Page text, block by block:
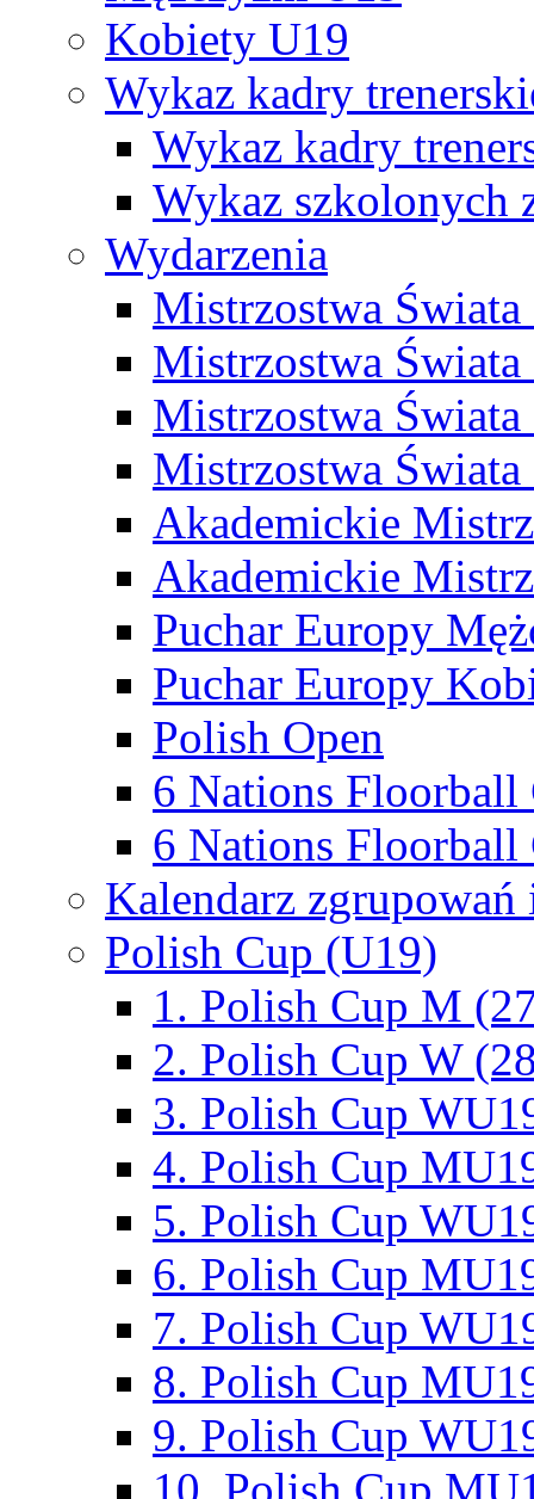
Kobiety U19
Wykaz kadry
Wykaz kadry
Wykaz szkolonych
Wydarzenia
Mistrzostwa
Mistrzostwa
Mistrzostwa
Mistrzostwa
Akademickie
Akademickie
Puchar Europy
Puchar Europy
Polish Open
6 Nations Floorball
6 Nations Floorball
Kalendarz
Polish Cup (U19)
1. Polish Cup M
2. Polish Cup W
3. Polish Cup
4. Polish Cup
5. Polish Cup
6. Polish Cup
7. Polish Cup
8. Polish Cup
9. Polish Cup
10. Polish Cup